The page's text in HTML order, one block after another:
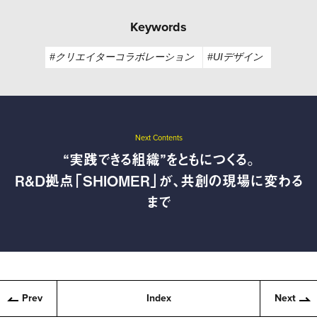
Keywords
#クリエイターコラボレーション #UIデザイン
Next Contents
“実践できる組織”をともにつくる。
R&D拠点「SHIOMER」が、共創の現場に変わる
まで
Prev Index Next